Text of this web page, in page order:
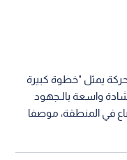
يمثل "خطوة كبيرة
واسعة بالـجهود
في المنطقة، موصفا